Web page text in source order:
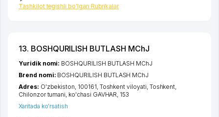
Tashkilot tegishli bo'lgan Rubrikalar
13. BOSHQURILISH BUTLASH MChJ
Yuridik nomi: BOSHQURILISH BUTLASH MChJ
Brend nomi: BOSHQURILISH BUTLASH MChJ
Adres: O'zbekiston, 100161, Toshkent viloyati Toshkent
Chilonzor tumani ko'chasi GAVHAR , 153
Xaritada ko'rsatish